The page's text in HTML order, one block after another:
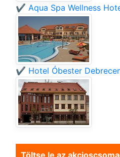
✔️ Aqua Spa Wellness
✔️ Hotel Óbester